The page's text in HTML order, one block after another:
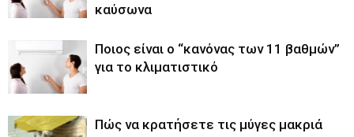
καύσωνα
Ποιος είναι ο “κανόνας των 11 βαθμών”
για το κλιματιστικό
Πώς να κρατήσετε τις μύγες μακριά